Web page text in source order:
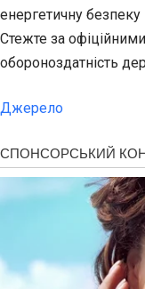
енергетичну
Стежте за
обороноздатність
Джерело